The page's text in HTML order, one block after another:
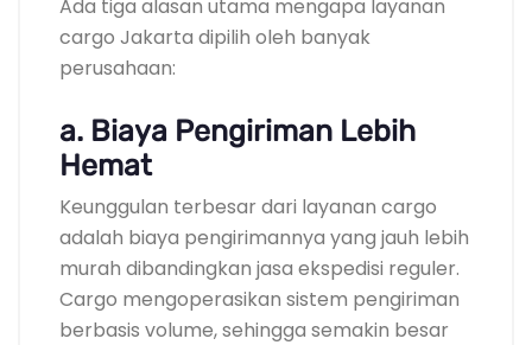
Ada tiga alasan utama mengapa layanan
cargo Jakarta dipilih oleh banyak
perusahaan:
a. Biaya Pengiriman Lebih
Hemat
Keunggulan terbesar dari layanan cargo
adalah biaya pengirimannya yang jauh lebih
murah dibandingkan jasa ekspedisi reguler.
Cargo mengoperasikan sistem pengiriman
berbasis volume, sehingga semakin besar